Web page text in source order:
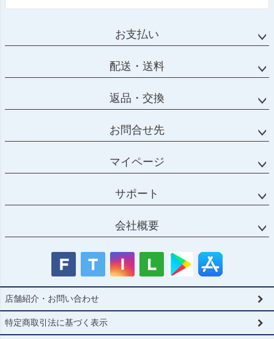
お支払い
配送・送料
返品・交換
お問合せ先
マイページ
サポート
会社概要
店舗紹介・お問い合わせ
特定商取引法に基づく表示